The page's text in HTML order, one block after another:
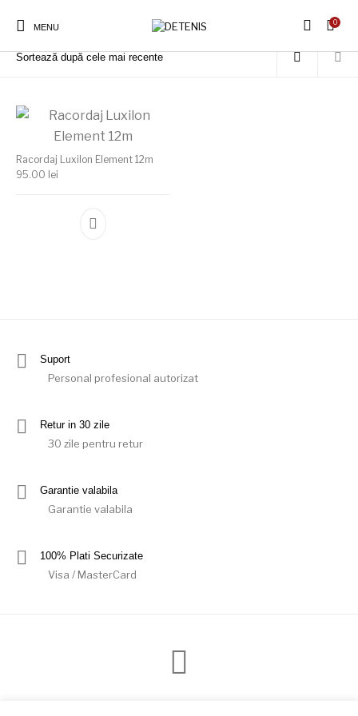
MENU
0
Prima pagină Produse etichetate „Luxilon Element 130”
Racordaj Luxilon Element 12m
95.00 lei
Acest produs are mai multe variații.
Suport
Personal profesional autorizat
Retur in 30 zile
30 zile pentru retur
Garantie valabila
Garantie valabila
100% Plati Securizate
Visa / MasterCard